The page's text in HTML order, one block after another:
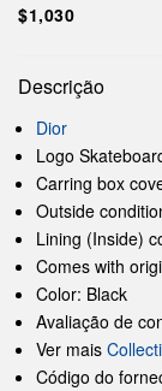
$1,030
Descrição
Dior
Logo
Carring box
Outside
Lining (Inside)
Comes with
Color: Black
Avaliação de
Ver mais
Código do